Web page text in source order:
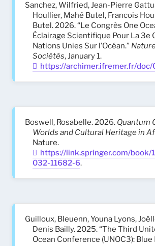
Sanchez, Wilfried, Jean-Pierre
Houllier, Mahé Butel, Francois
Butel. 2026. “Le Congrès One
Éclairage Scientifique Pour La 3e
Nations Unies Sur l’Océan.”
Sociétés, January 1.
https://archimer.ifremer.fr/
Boswell, Rosabelle. 2026. Quantum
Worlds and Cultural Heritage in
Nature.
https://link.springer.com/book/
032-11682-6.
Guilloux, Bleuenn, Youna Lyons,
Denis Bailly. 2025. “The Third
Ocean Conference (UNOC3):